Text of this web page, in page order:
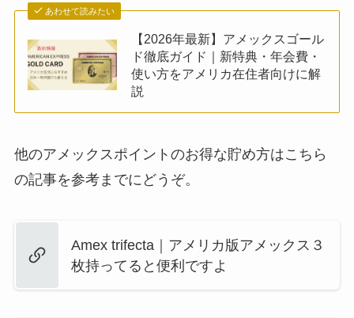
あわせて読みたい
【2026年最新】アメックスゴール
ド徹底ガイド｜新特典・年会費・
使い方をアメリカ在住者向けに解
説
他のアメックスポイントのお得な貯め方はこちら
の記事を参考までにどうぞ。
Amex trifecta｜アメリカ版アメックス３
枚持ってると便利ですよ